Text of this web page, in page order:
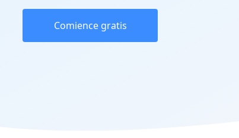
Comience gratis